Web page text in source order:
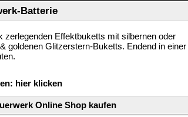
Batterie
Effektbuketts mit silbernen oder
goldenen Glitzerstern-Buketts. Endend in einer
hier klicken
Online Shop kaufen